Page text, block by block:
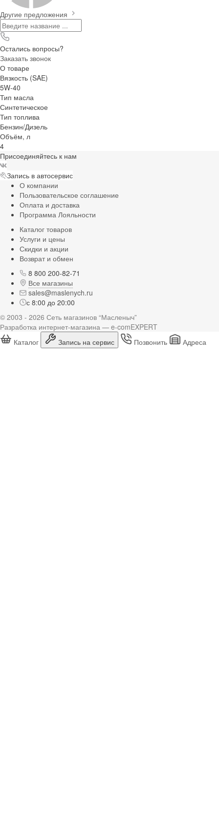
Другие предложения
Остались вопросы?
Заказать звонок
О товаре
Вязкость (SAE)
5W-40
Тип масла
Синтетическое
Тип топлива
Бензин/Дизель
Объём, л
4
Присоединяйтесь к нам
Запись в автосервис
О компании
Пользовательское соглашение
Оплата и доставка
Программа Лояльности
Каталог товаров
Услуги и цены
Скидки и акции
Возврат и обмен
8 800 200-82-71
Все магазины
sales@maslenych.ru
с 8:00 до 20:00
© 2003 - 2026 Сеть магазинов “Масленыч”
Разработка интернет-магазина — e-comEXPERT
Каталог
Запись на сервис Позвонить Адреса